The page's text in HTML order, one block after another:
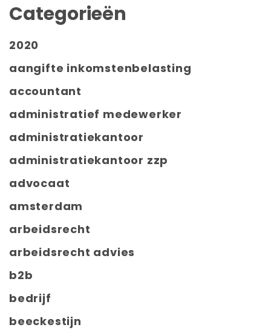
Categorieën
2020
aangifte inkomstenbelasting
accountant
administratief medewerker
administratiekantoor
administratiekantoor zzp
advocaat
amsterdam
arbeidsrecht
arbeidsrecht advies
b2b
bedrijf
beeckestijn